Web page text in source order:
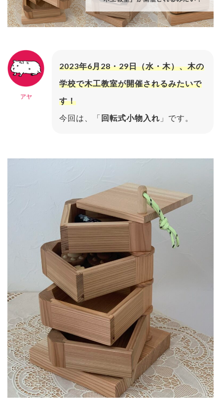
アヤ
2023年6月28・29日（水・木）、木の
学校で木工教室が開催されるみたいで
す！
今回は、「 回転式小物入れ 」です。